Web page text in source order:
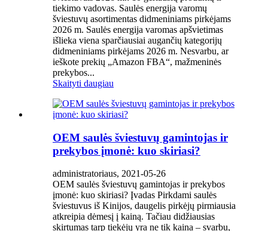
tiekimo vadovas. Saulės energija varomų
šviestuvų asortimentas didmeniniams pirkėjams
2026 m. Saulės energija varomas apšvietimas
išlieka viena sparčiausiai augančių kategorijų
didmeniniams pirkėjams 2026 m. Nesvarbu, ar
ieškote prekių „Amazon FBA“, mažmeninės
prekybos...
Skaityti daugiau
OEM saulės šviestuvų gamintojas ir
prekybos įmonė: kuo skiriasi?
administratoriaus, 2021-05-26
OEM saulės šviestuvų gamintojas ir prekybos
įmonė: kuo skiriasi? Įvadas Pirkdami saulės
šviestuvus iš Kinijos, daugelis pirkėjų pirmiausia
atkreipia dėmesį į kainą. Tačiau didžiausias
skirtumas tarp tiekėjų yra ne tik kaina – svarbu,